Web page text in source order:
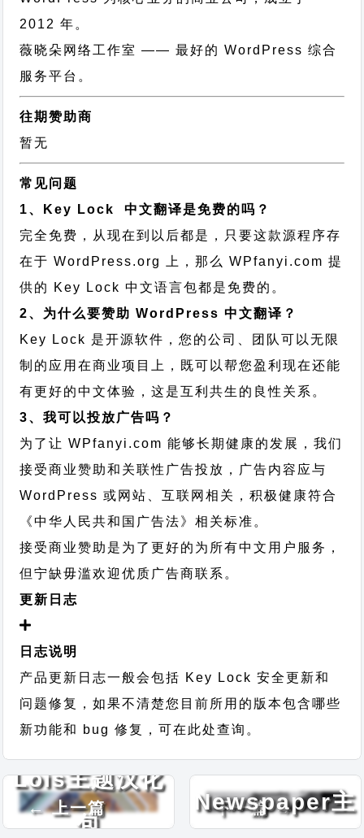
2012 年。
薇晓朵网络工作室 —— 最好的 WordPress 综合
服务平台。
往期赞助商
暂无
常见问题
1、Key Lock 中文翻译是免费的吗？
完全免费，从现在到以后都是，只要这款源程序存
在于 WordPress.org 上，那么 WPfanyi.com 提
供的 Key Lock 中文语言包都是免费的。
2、为什么要赞助 WordPress 中文翻译？
Key Lock 是开源软件，您的公司、团队可以无限
制的应用在商业项目上，既可以帮您盈利现在还能
有更好的中文体验，这是互利共生的良性关系。
3、我可以投放广告吗？
为了让 WPfanyi.com 能够长期健康的发展，我们
接受商业赞助和关联性广告投放，广告内容应与
WordPress 或网站、互联网相关，积极健康符合
《中华人民共和国广告法》相关标准。
接受商业赞助是为了更好的为所有中文用户服务，
但宁缺毋滥欢迎优质广告商联系。
更新日志
日志说明
产品更新日志一般会包括 Key Lock 安全更新和
问题修复，如果不清楚您目前所用的版本包含哪些
新功能和 bug 修复，可在此处查询。
← 上一篇
Lois主题汉化
包
下一篇 →
Digital
Newspaper主